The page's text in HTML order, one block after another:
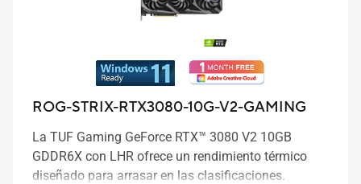
ROG-STRIX-RTX3080-10G-V2-GAMING
La TUF Gaming GeForce RTX™ 3080 V2 10GB
GDDR6X con LHR ofrece un rendimiento térmico
diseñado para arrasar en las clasificaciones.